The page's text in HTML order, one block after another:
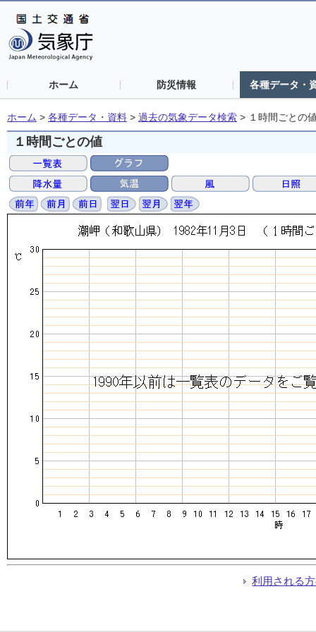
ホーム 防災情報 各種データ・
ホーム > 各種データ・資料 > 過去の気象データ検索 > １時間ごとの
１時間ごとの値
利用される